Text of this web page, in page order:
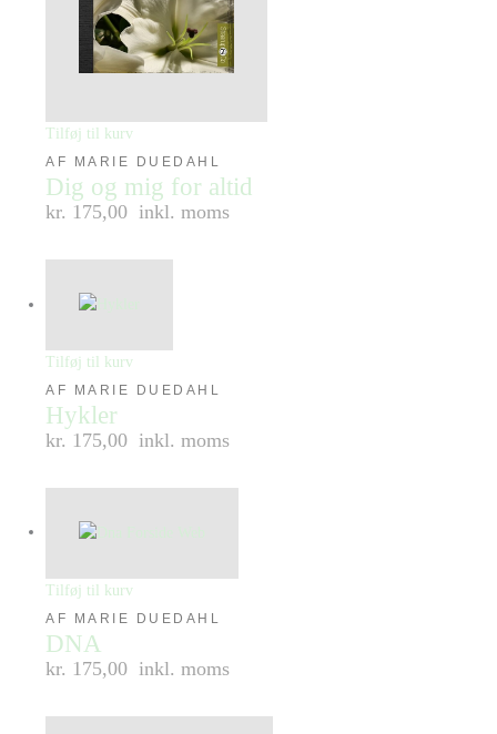
Tilføj til kurv
AF MARIE DUEDAHL
Dig og mig for altid
kr. 175,00 inkl. moms
Tilføj til kurv
AF MARIE DUEDAHL
Hykler
kr. 175,00 inkl. moms
Tilføj til kurv
AF MARIE DUEDAHL
DNA
kr. 175,00 inkl. moms